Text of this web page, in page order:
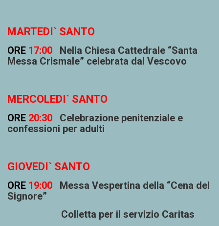
MARTEDI` SANTO
ORE 17:00 Nella Chiesa Cattedrale “Santa
Messa Crismale” celebrata dal Vescovo
MERCOLEDI` SANTO
ORE 20:30 Celebrazione penitenziale e
confessioni per adulti
GIOVEDI` SANTO
ORE 19:00 Messa Vespertina della “Cena del
Signore”
Colletta per il servizio Caritas